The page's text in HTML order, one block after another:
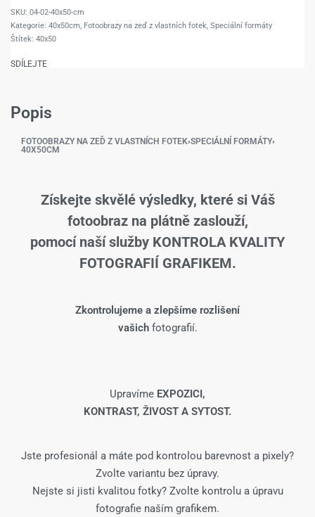
04-02-40x50-cm
Kategorie: 40x50cm, Fotoobrazy na zeď z vlastních fotek, Speciální formáty
Štítek: 40x50
SDÍLEJTE
Popis
FOTOOBRAZY NA ZEĎ Z VLASTNÍCH FOTEK›SPECIÁLNÍ FORMÁTY›
40X50CM
Získejte skvělé výsledky, které si Váš
fotoobraz na plátně zaslouží,
pomocí naší služby KONTROLA KVALITY
FOTOGRAFIÍ GRAFIKEM.
Zkontrolujeme a zlepšíme rozlišení
vašich fotografií.
Upravíme EXPOZICI,
KONTRAST, ŽIVOST A SYTOST.
Jste profesionál a máte pod kontrolou barevnost a pixely?
Zvolte variantu bez úpravy.
Nejste si jisti kvalitou fotky? Zvolte kontrolu a úpravu
fotografie naším grafikem.